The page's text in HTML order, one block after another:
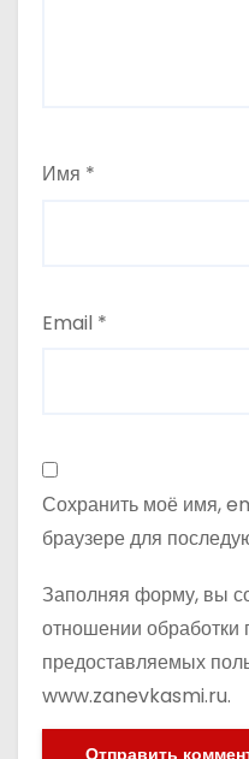
с
Имя *
Email *
Сохранить моё имя,
браузере для
Заполняя форму, вы
отношении
предоставляемых
www.zanevkasmi.ru.